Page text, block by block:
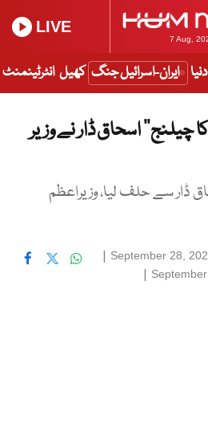
7 Aug,
LIVE
دنیا ایران-اسرائیل جنگ کھیل انٹرٹینمنٹ
اسحاق ڈار نے وزیر
ڈار سے حلف لیا، وزیراعظم
September 28,
|
|